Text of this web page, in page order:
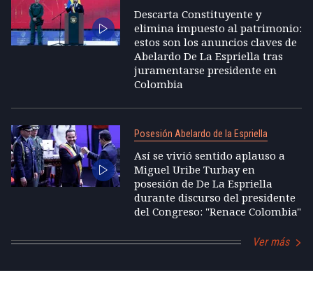
Descarta Constituyente y
elimina impuesto al patrimonio:
estos son los anuncios claves de
Abelardo De La Espriella tras
juramentarse presidente en
Colombia
Posesión Abelardo de la Espriella
Así se vivió sentido aplauso a
Miguel Uribe Turbay en
posesión de De La Espriella
durante discurso del presidente
del Congreso: "Renace Colombia"
Ver más